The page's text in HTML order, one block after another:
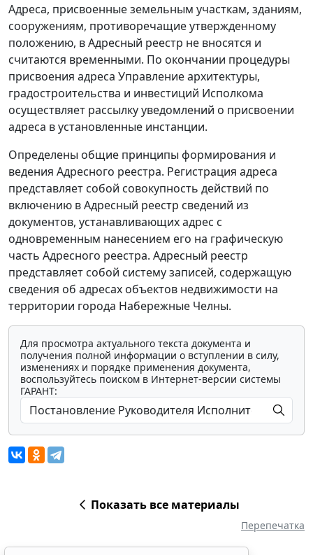
Адреса, присвоенные земельным участкам, зданиям,
сооружениям, противоречащие утвержденному
положению, в Адресный реестр не вносятся и
считаются временными. По окончании процедуры
присвоения адреса Управление архитектуры,
градостроительства и инвестиций Исполкома
осуществляет рассылку уведомлений о присвоении
адреса в установленные инстанции.
Определены общие принципы формирования и
ведения Адресного реестра. Регистрация адреса
представляет собой совокупность действий по
включению в Адресный реестр сведений из
документов, устанавливающих адрес с
одновременным нанесением его на графическую
часть Адресного реестра. Адресный реестр
представляет собой систему записей, содержащую
сведения об адресах объектов недвижимости на
территории города Набережные Челны.
Для просмотра актуального текста документа и
получения полной информации о вступлении в силу,
изменениях и порядке применения документа,
воспользуйтесь поиском в Интернет-версии системы
ГАРАНТ:
Показать все материалы
Перепечатка